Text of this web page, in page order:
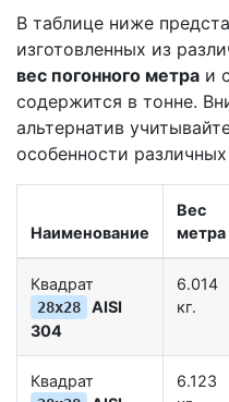
В таблице ниже
изготовленных из
вес погонного метра и
содержится в тонне.
альтернатив
особенности
Наименование
Вес
метра
Квадрат
28х28
AISI
304
6.014
кг.
Квадрат
6.123